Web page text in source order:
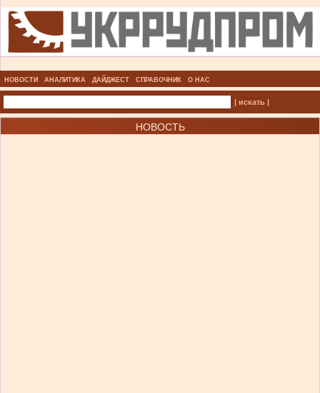
НОВОСТИ АНАЛИТИКА ДАЙДЖЕСТ СПРАВОЧНИК О НАС
| искать |
НОВОСТЬ